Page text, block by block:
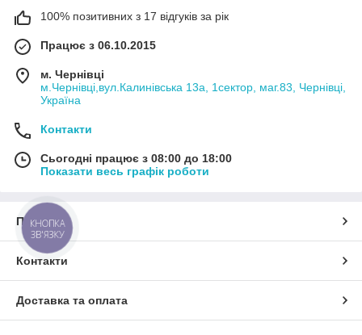
100% позитивних з 17 відгуків за рік
Працює з 06.10.2015
м. Чернівці
м.Чернівці,вул.Калинівська 13а, 1сектор, маг.83, Чернівці,
Україна
Контакти
Сьогодні працює з 08:00 до 18:00
Показати весь графік роботи
Про нас
Контакти
Доставка та оплата
КНОПКА
ЗВ'ЯЗКУ